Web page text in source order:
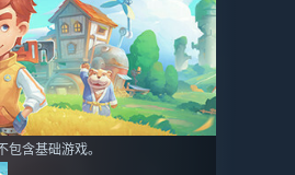
包含基础游戏。